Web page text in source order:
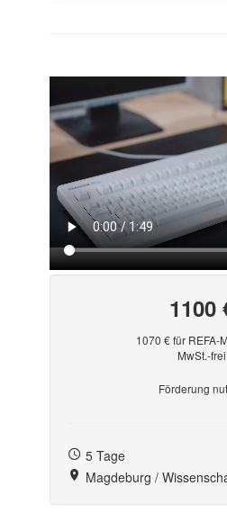
1100
1070 € für REFA-
MwSt.-frei
Förderung
5 Tage
Magdeburg /